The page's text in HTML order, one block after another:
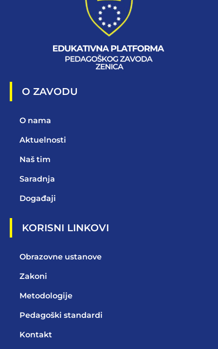
O ZAVODU
O nama
Aktuelnosti
Naš tim
Saradnja
Događaji
KORISNI LINKOVI
Obrazovne ustanove
Zakoni
Metodologije
Pedagoški standardi
Kontakt